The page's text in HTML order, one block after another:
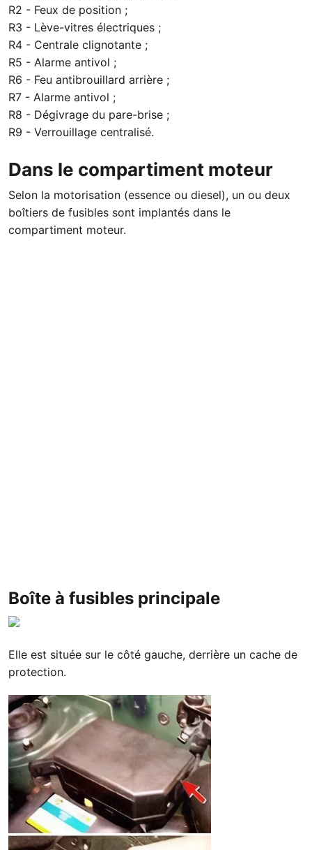
R2 - Feux de position ;
R3 - Lève-vitres électriques ;
R4 - Centrale clignotante ;
R5 - Alarme antivol ;
R6 - Feu antibrouillard arrière ;
R7 - Alarme antivol ;
R8 - Dégivrage du pare-brise ;
R9 - Verrouillage centralisé.
Dans le compartiment moteur
Selon la motorisation (essence ou diesel), un ou deux
boîtiers de fusibles sont implantés dans le
compartiment moteur.
Boîte à fusibles principale
Elle est située sur le côté gauche, derrière un cache de
protection.